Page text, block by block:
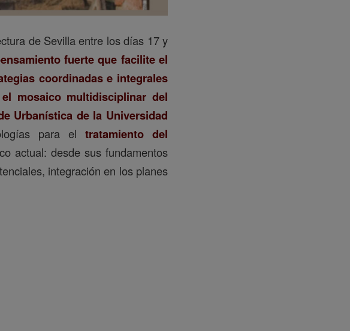
de Sevilla entre los días 17 y
fuerte que facilite el
coordinadas e integrales
mosaico multidisciplinar del
Urbanística de la Universidad
para el tratamiento del
actual: desde sus fundamentos
integración en los planes